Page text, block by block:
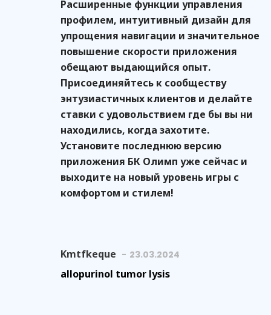
Расширенные функции управления
профилем, интуитивный дизайн для
упрощения навигации и значительное
повышение скорости приложения
обещают выдающийся опыт.
Присоединяйтесь к сообществу
энтузиастичных клиентов и делайте
ставки с удовольствием где бы вы ни
находились, когда захотите.
Установите последнюю версию
приложения БК Олимп уже сейчас и
выходите на новый уровень игры с
комфортом и стилем!
Kmtfkeque 23.03.2024
allopurinol tumor lysis